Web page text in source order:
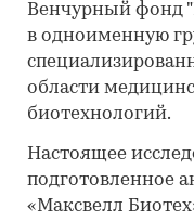
Венчурный фонд
в одноименную
области
биотехнологий.
Настоящее
подготовленное
«Максвелл